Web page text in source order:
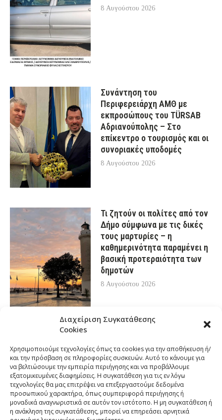
Διαχείριση Συγκατάθεσης
Cookies
Χρησιμοποιούμε τεχνολογίες όπως τα cookies για την αποθήκευση ή/
και την πρόσβαση σε πληροφορίες συσκευών. Αυτό το κάνουμε για
να βελτιώσουμε την εμπειρία περιήγησης και να προβάλλουμε
εξατομικευμένες διαφημίσεις. Η συγκατάθεση για τις εν λόγω
τεχνολογίες θα μας επιτρέψει να επεξεργαστούμε δεδομένα
προσωπικού χαρακτήρα, όπως συμπεριφορά περιήγησης ή
μοναδικά αναγνωριστικά σε αυτόν τον ιστότοπο. Η μη συγκατάθεση ή
η ανάκληση της συγκατάθεσης, μπορεί να επηρεάσει αρνητικά
8 Αυγούστου 2026
Συνάντηση του
Περιφερειάρχη ΑΜΘ με
εκπροσώπους του TÜRSAB
Αδριανούπολης – Στο
επίκεντρο ο τουρισμός και οι
συνοριακές υποδομές
8 Αυγούστου 2026
Τι ζητούν οι πολίτες από τον
Δήμο σύμφωνα με τις δικές
τους μαρτυρίες – η
καθημερινότητα παραμένει η
βασική προτεραιότητα των
δημοτών
8 Αυγούστου 2026